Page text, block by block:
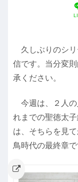
久しぶりのシリ
信です。当分変
承ください。
今週は、２人の
れまでの聖徳太
は、そちらを見
鳥時代の最終章で